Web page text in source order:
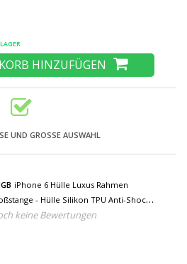
HINZUFÜGEN
UND GROSSE AUSWAHL
iPhone 6 Hülle Luxus Rahmen
- Hülle Silikon TPU Anti-Shock
keine Bewertungen